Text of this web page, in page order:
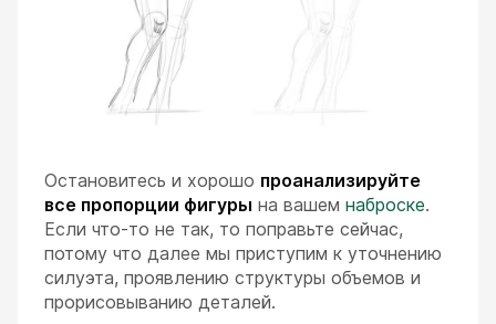
Остановитесь и хорошо проанализируйте
все пропорции фигуры на вашем наброске.
Если что-то не так, то поправьте сейчас,
потому что далее мы приступим к уточнению
силуэта, проявлению структуры объемов и
прорисовыванию деталей.